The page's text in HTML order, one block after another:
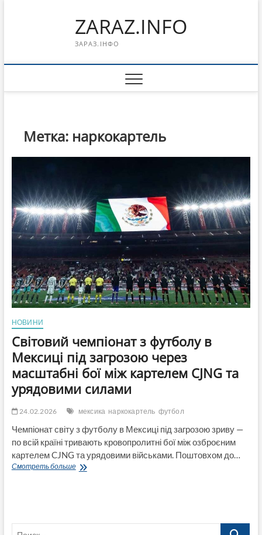
ZARAZ.INFO
ЗАРАЗ.ІНФО
Метка: наркокартель
НОВИНИ
Світовий чемпіонат з футболу в
Мексиці під загрозою через
масштабні бої між картелем CJNG та
урядовими силами
24.02.2026 мексика наркокартель футбол
Чемпіонат світу з футболу в Мексиці під загрозою зриву —
по всій країні тривають кровопролитні бої між озброєним
картелем CJNG та урядовими військами. Поштовхом до…
Смотреть большеСвітовий
Поиск…